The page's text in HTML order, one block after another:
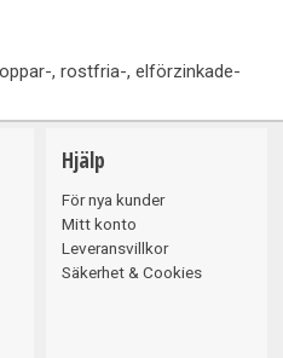
, rostfria-, elförzinkade-
Hjälp
För nya kunder
Mitt konto
Leveransvillkor
Säkerhet & Cookies